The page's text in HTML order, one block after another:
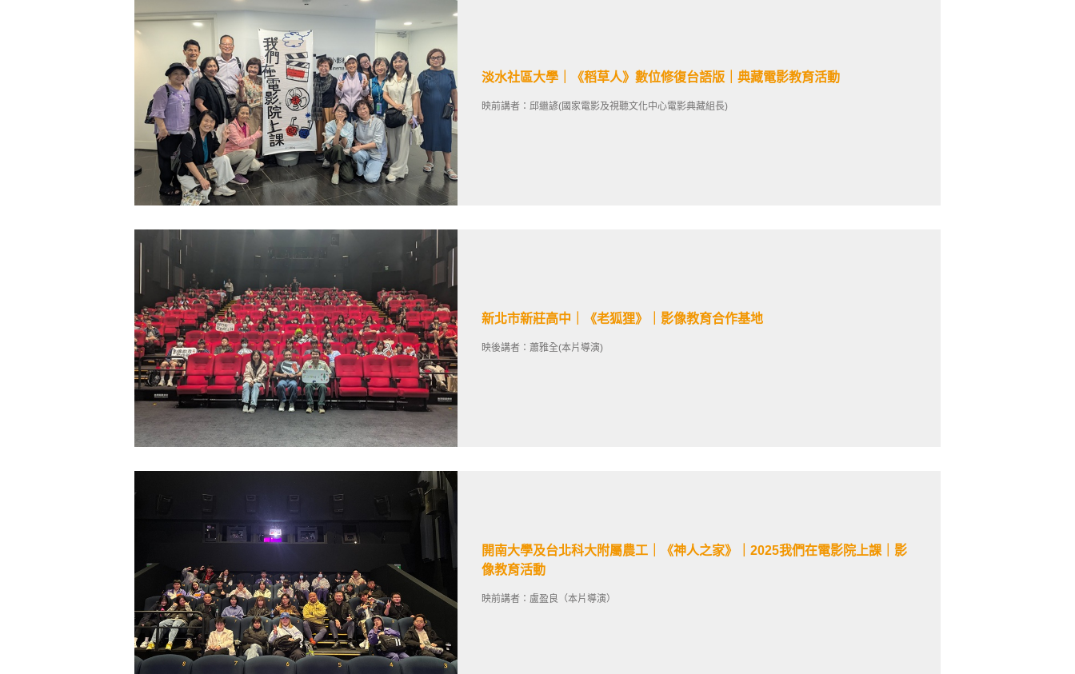
淡水社區大學｜《稻草人》數位修復台語版｜典藏電影教育活動
映前講者：邱繼諺(國家電影及視聽文化中心電影典藏組長)
新北市新莊高中｜《老狐狸》｜影像教育合作基地
映後講者：蕭雅全(本片導演)
開南大學及台北科大附屬農工｜《神人之家》｜2025我們在電影院上課｜影
像教育活動
映前講者：盧盈良（本片導演）